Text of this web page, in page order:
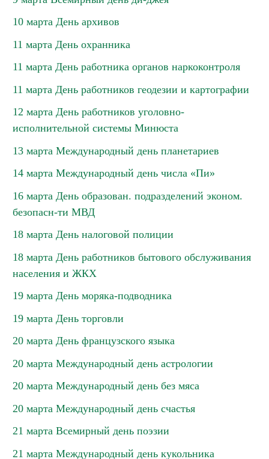
10 марта День архивов
11 марта День охранника
11 марта День работника органов наркоконтроля
11 марта День работников геодезии и картографии
12 марта День работников уголовно-
исполнительной системы Минюста
13 марта Международный день планетариев
14 марта Международный день числа «Пи»
16 марта День образован. подразделений эконом.
безопасн-ти МВД
18 марта День налоговой полиции
18 марта День работников бытового обслуживания
населения и ЖКХ
19 марта День моряка-подводника
19 марта День торговли
20 марта День французского языка
20 марта Международный день астрологии
20 марта Международный день без мяса
20 марта Международный день счастья
21 марта Всемирный день поэзии
21 марта Международный день кукольника